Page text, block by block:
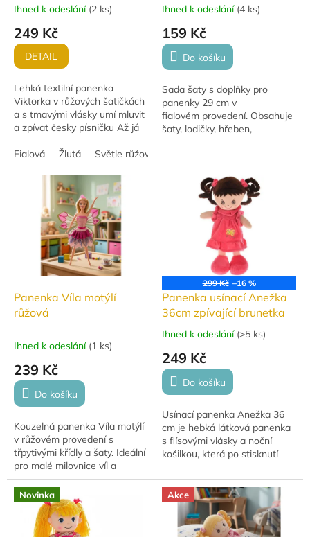
Ihned k odeslání (2 ks)
249 Kč
DETAIL
Lehká textilní panenka
Viktorka v růžových šatičkách
a s tmavými vlásky umí mluvit
a zpívat česky písničku Až já
zvukem, na baterie jsou
součástí, vhodná...
Fialová Žlutá Světle růžová
Ihned k odeslání (4 ks)
159 Kč
Do košíku
Sada šaty s doplňky pro
panenky 29 cm v
fialovém provedení. Obsahuje
šaty, lodičky, hřeben,
Panenka Víla motýlí
růžová
Ihned k odeslání (1 ks)
239 Kč
Do košíku
Kouzelná panenka Víla motýlí
v růžovém provedení s
třpytivými křídly a šaty. Ideální
pro malé milovnice víl a
pohádkového světa.
299 Kč –16 %
Panenka usínací Anežka
36cm zpívající brunetka
Průměrné
hodnocení
produktu
je
5,0
5
hvězdiček.
Ihned k odeslání (>5 ks)
249 Kč
Do košíku
Usínací panenka Anežka 36
cm je hebká látková panenka
s flísovými vlásky a noční
košilkou, která po stisknutí
Princeznička na bále
postrácela korále a Halí...
Novinka Akce